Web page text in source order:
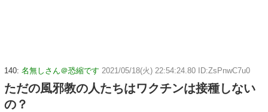
140: 名無しさん＠恐縮です 2021/05/18(火) 22:54:24.80 ID:ZsPnwC7u0
ただの風邪教の人たちはワクチンは接種しない
の？